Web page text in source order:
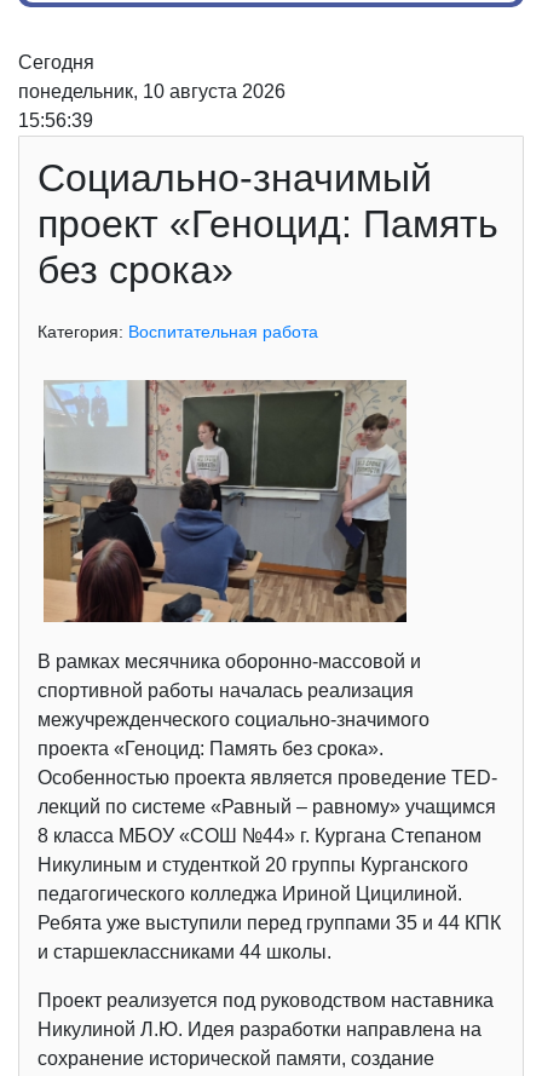
Сегодня
понедельник, 10 августа 2026
15:56:39
Социально-значимый
проект «Геноцид: Память
без срока»
Категория: Воспитательная работа
В рамках месячника оборонно-массовой и
спортивной работы началась реализация
межучрежденческого социально-значимого
проекта «Геноцид: Память без срока».
Особенностью проекта является проведение TED-
лекций по системе «Равный – равному» учащимся
8 класса МБОУ «СОШ №44» г. Кургана Степаном
Никулиным и студенткой 20 группы Курганского
педагогического колледжа Ириной Цицилиной.
Ребята уже выступили перед группами 35 и 44 КПК
и старшеклассниками 44 школы.
Проект реализуется под руководством наставника
Никулиной Л.Ю. Идея разработки направлена на
сохранение исторической памяти, создание